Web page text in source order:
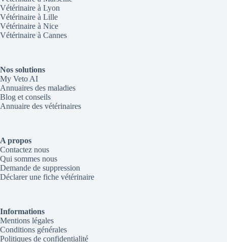
Vétérinaire à Lyon
Vétérinaire à Lille
Vétérinaire à Nice
Vétérinaire à Cannes
Nos solutions
My Veto AI
Annuaires des maladies
Blog et conseils
Annuaire des vétérinaires
A propos
Contactez nous
Qui sommes nous
Demande de suppression
Déclarer une fiche vétérinaire
Informations
Mentions légales
Conditions générales
Politiques de confidentialité